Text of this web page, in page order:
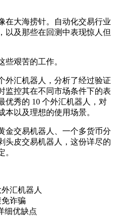
在大海捞针。自动化交易行业
以及那些在回测中表现惊人但
些艰苦的工作。
外汇机器人，分析了经过验证
监控其在不同市场条件下的表
优秀的 10 个外汇机器人，对
本以及理想的使用场景。
金交易机器人、一个多货币分
头皮交易机器人，这份详尽的
。
汇机器人
诈骗
细优缺点